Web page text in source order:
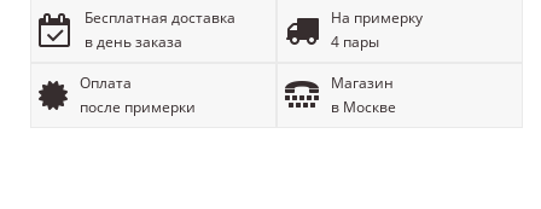
Бесплатная доставка
в день заказа
На примерку
4 пары
Оплата
после примерки
Магазин
в Москве